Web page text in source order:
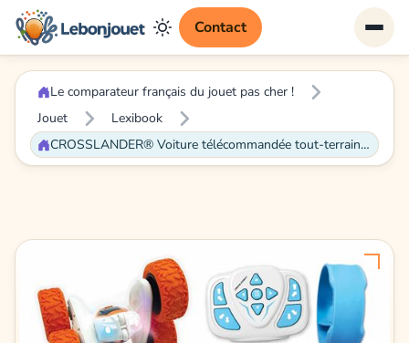
Contact
Le comparateur français du jouet pas cher !
Jouet
Lexibook
CROSSLANDER® Voiture télécommandée tout-terrain lumineuse programmable et rechargeable avec contrôle au poignet - LEXIBOOK